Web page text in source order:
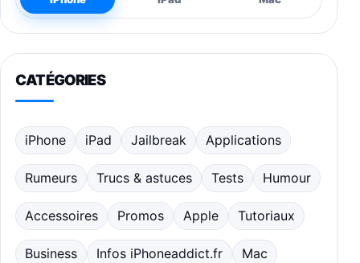
CATÉGORIES
iPhone iPad Jailbreak Applications
Rumeurs Trucs & astuces Tests Humour
Accessoires Promos Apple Tutoriaux
Business Infos iPhoneaddict.fr Mac